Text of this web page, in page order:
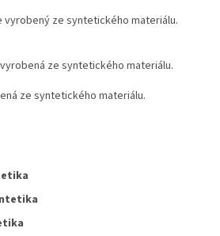
vyrobený ze syntetického materiálu.
ze syntetického materiálu.
ze syntetického materiálu.